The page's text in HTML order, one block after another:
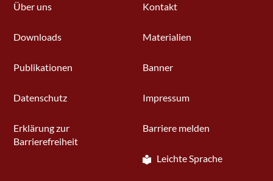
Über uns Kontakt
Downloads Materialien
Publikationen Banner
Datenschutz Impressum
Erklärung zur
Barrierefreiheit
Barriere melden
Leichte Sprache